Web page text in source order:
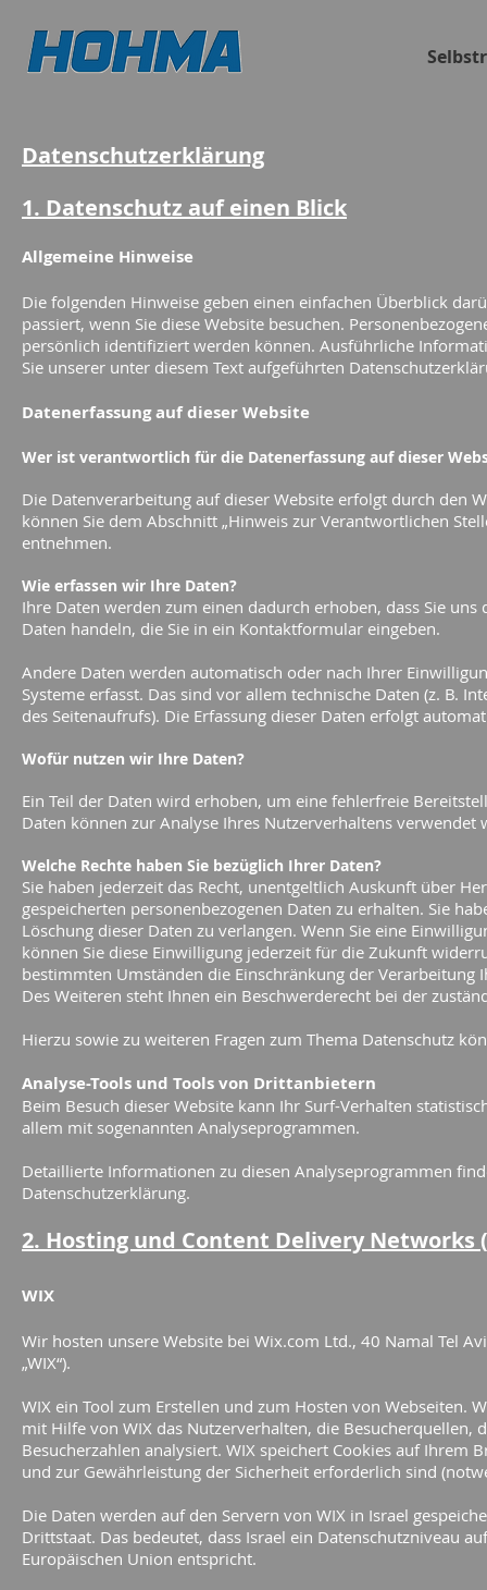
Datenschutzerklärung
1. Datenschutz auf einen Blick
Allgemeine Hinweise
Die folgenden Hinweise geben einen einfachen Überblick
passiert, wenn Sie diese Website besuchen.
persönlich identifiziert werden können. Ausführliche
Sie unserer unter diesem Text aufgeführten
Datenerfassung auf dieser Website
Wer ist verantwortlich für die Datenerfassung auf dieser
Die Datenverarbeitung auf dieser Website erfolgt durch den
können Sie dem Abschnitt „Hinweis zur Verantwortlichen
entnehmen.
Wie erfassen wir Ihre Daten?
Ihre Daten werden zum einen dadurch erhoben, dass Sie
Daten handeln, die Sie in ein Kontaktformular eingeben.
Andere Daten werden automatisch oder nach Ihrer
Systeme erfasst. Das sind vor allem technische Daten (z. B.
des Seitenaufrufs). Die Erfassung dieser Daten erfolgt
Wofür nutzen wir Ihre Daten?
Ein Teil der Daten wird erhoben, um eine fehlerfreie
Daten können zur Analyse Ihres Nutzerverhaltens verwendet
Welche Rechte haben Sie bezüglich Ihrer Daten?
Sie haben jederzeit das Recht, unentgeltlich Auskunft über
gespeicherten personenbezogenen Daten zu erhalten. Sie
Löschung dieser Daten zu verlangen. Wenn Sie eine
können Sie diese Einwilligung jederzeit für die Zukunft
bestimmten Umständen die Einschränkung der Verarbeitung
Des Weiteren steht Ihnen ein Beschwerderecht bei der
Hierzu sowie zu weiteren Fragen zum Thema Datenschutz
Analyse-Tools und Tools von Drittanbietern
Beim Besuch dieser Website kann Ihr Surf-Verhalten
allem mit sogenannten Analyseprogrammen.
Detaillierte Informationen zu diesen Analyseprogrammen
Datenschutzerklärung.
2. Hosting und Content Delivery Networks
WIX
Wir hosten unsere Website bei Wix.com Ltd., 40 Namal Tel
„WIX“).
WIX ein Tool zum Erstellen und zum Hosten von Webseiten.
mit Hilfe von WIX das Nutzerverhalten, die Besucherquellen,
Besucherzahlen analysiert. WIX speichert Cookies auf Ihrem
und zur Gewährleistung der Sicherheit erforderlich sind
Die Daten werden auf den Servern von WIX in Israel
Drittstaat. Das bedeutet, dass Israel ein Datenschutzniveau
Europäischen Union entspricht.